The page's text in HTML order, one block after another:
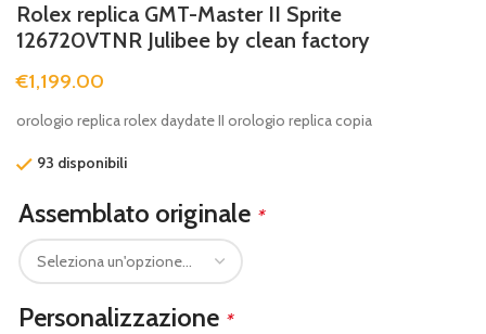
Rolex replica GMT-Master II Sprite
126720VTNR Julibee by clean factory
€1,199.00
orologio replica rolex daydate II orologio replica copia
93 disponibili
Assemblato originale *
Personalizzazione *